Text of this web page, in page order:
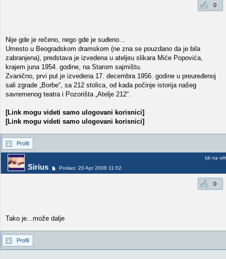
0
Nije gde je rečeno, nego gde je suđeno...
Umesto u Beogradskom dramskom (ne zna se pouzdano da je bila
zabranjena), predstava je izvedena u ateljeu slikara Miće Popovića,
krajem juna 1954. godine, na Starom sajmištu.
Zvanično, prvi put je izvedena 17. decembra 1956. godine u preuređenoj
sali zgrade „Borbe“, sa 212 stolica, od kada počinje istorija našeg
savremenog teatra i Pozorišta „Atelje 212“.
[Link mogu videti samo ulogovani korisnici]
[Link mogu videti samo ulogovani korisnici]
Profil
Sirius Poslao: 20 Apr 2008 11:02
Idi na vrh
0
Tako je...može dalje
Profil